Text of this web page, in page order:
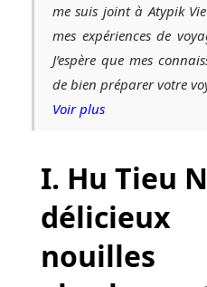
me suis joint à Atypik
mes expériences de
J’espère que mes
de bien préparer votre
Voir plus
I. Hu Tieu
nouilles